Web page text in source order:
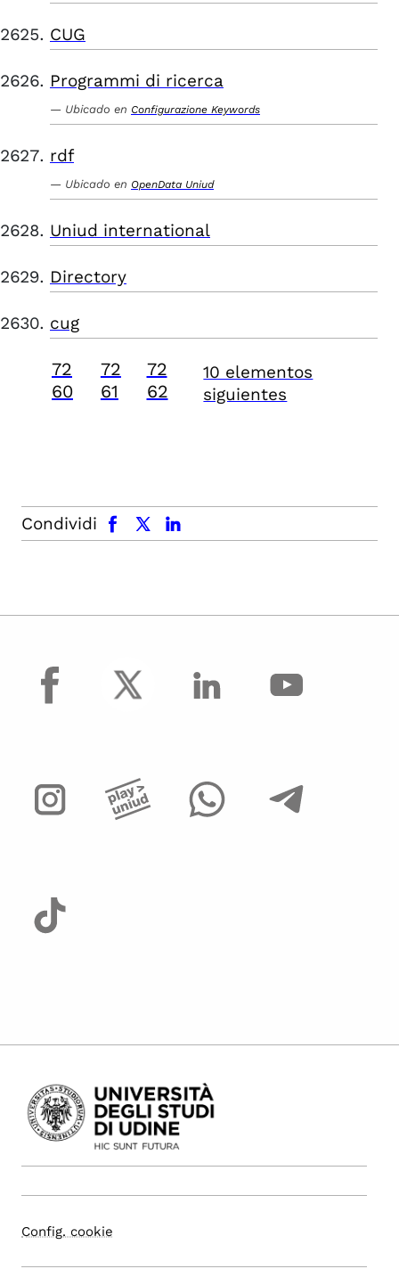
CUG
Programmi di ricerca
Ubicado en Configurazione Keywords
rdf
Ubicado en OpenData Uniud
Uniud international
Directory
cug
72
60
72
61
72
62
10 elementos
siguientes
Condividi
facebook x.com linkedin
facebook
Config. cookie